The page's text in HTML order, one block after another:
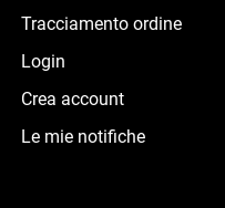
Tracciamento ordine
Login
Crea account
Le mie notifiche